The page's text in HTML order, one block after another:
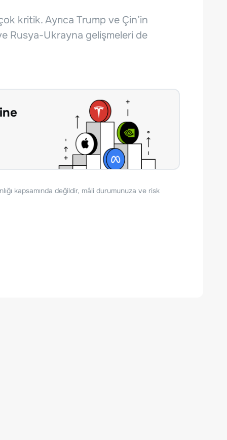
kritik. Ayrıca Trump ve Çin’in
Rusya-Ukrayna gelişmeleri de
kapsamında değildir, mâli durumunuza ve risk